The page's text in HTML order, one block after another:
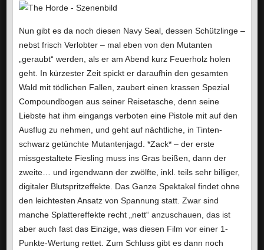
Nun gibt es da noch diesen Navy Seal, dessen Schützlinge –
nebst frisch Verlobter – mal eben von den Mutanten
„geraubt“ werden, als er am Abend kurz Feuerholz holen
geht. In kürzester Zeit spickt er daraufhin den gesamten
Wald mit tödlichen Fallen, zaubert einen krassen Spezial
Compoundbogen aus seiner Reisetasche, denn seine
Liebste hat ihm eingangs verboten eine Pistole mit auf den
Ausflug zu nehmen, und geht auf nächtliche, in Tinten-
schwarz getünchte Mutantenjagd. *Zack* – der erste
missgestaltete Fiesling muss ins Gras beißen, dann der
zweite… und irgendwann der zwölfte, inkl. teils sehr billiger,
digitaler Blutspritzeffekte. Das Ganze Spektakel findet ohne
den leichtesten Ansatz von Spannung statt. Zwar sind
manche Splattereffekte recht „nett“ anzuschauen, das ist
aber auch fast das Einzige, was diesen Film vor einer 1-
Punkte-Wertung rettet. Zum Schluss gibt es dann noch